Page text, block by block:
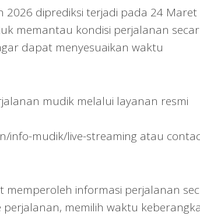
diprediksi terjadi pada 24 Maret
memantau kondisi perjalanan
dapat menyesuaikan waktu
mudik melalui layanan resmi
info-mudik/live-streaming atau
informasi perjalanan
memilih waktu